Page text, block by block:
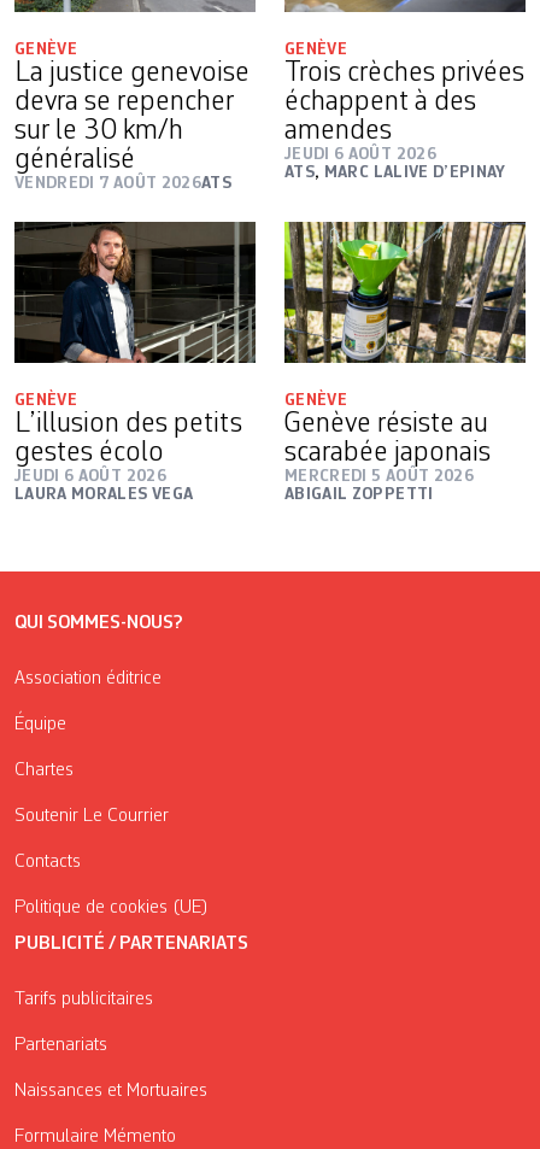
GENÈVE
La justice genevoise
devra se repencher
sur le 30 km/h
généralisé
VENDREDI 7 AOÛT 2026ATS
GENÈVE
Trois crèches privées
échappent à des
amendes
JEUDI 6 AOÛT 2026
ATS, MARC LALIVE D’EPINAY
GENÈVE
L’illusion des petits
gestes écolo
JEUDI 6 AOÛT 2026
LAURA MORALES VEGA
GENÈVE
Genève résiste au
scarabée japonais
MERCREDI 5 AOÛT 2026
ABIGAIL ZOPPETTI
QUI SOMMES-NOUS?
Association éditrice
Équipe
Chartes
Soutenir Le Courrier
Contacts
Politique de cookies (UE)
PUBLICITÉ / PARTENARIATS
Tarifs publicitaires
Partenariats
Naissances et Mortuaires
Formulaire Mémento